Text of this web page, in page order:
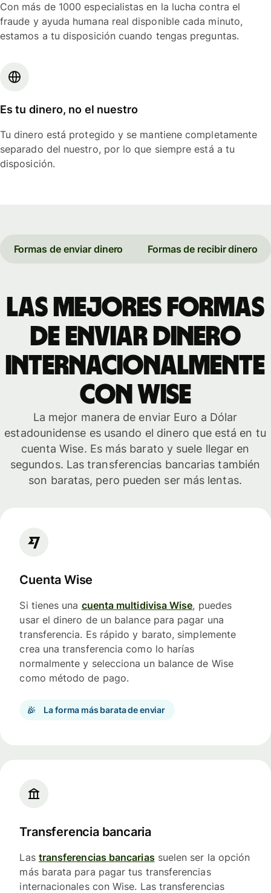
Con más de 1000 especialistas en la lucha contra el
fraude y ayuda humana real disponible cada minuto,
estamos a tu disposición cuando tengas preguntas.
Es tu dinero, no el nuestro
Tu dinero está protegido y se mantiene completamente
separado del nuestro, por lo que siempre está a tu
disposición.
Formas de enviar dinero Formas de recibir dinero
Las mejores formas
de enviar dinero
internacionalmente
con Wise
La mejor manera de enviar Euro a Dólar
estadounidense es usando el dinero que está en tu
cuenta Wise. Es más barato y suele llegar en
segundos. Las transferencias bancarias también
son baratas, pero pueden ser más lentas.
Cuenta Wise
Si tienes una cuenta multidivisa Wise, puedes
usar el dinero de un balance para pagar una
transferencia. Es rápido y barato, simplemente
crea una transferencia como lo harías
normalmente y selecciona un balance de Wise
como método de pago.
La forma más barata de enviar
Transferencia bancaria
Las transferencias bancariassuelen ser la opción
más barata para pagar tus transferencias
internacionales con Wise. Las transferencias